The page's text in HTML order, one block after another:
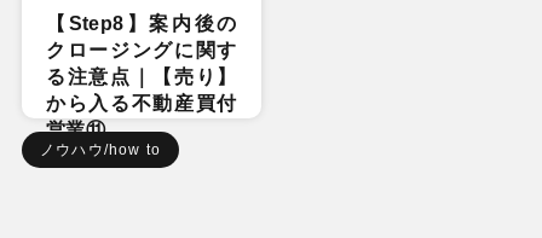
【Step8】案内後の
クロージングに関す
る注意点｜【売り】
から入る不動産買付
営業⑪
ノウハウ/how to